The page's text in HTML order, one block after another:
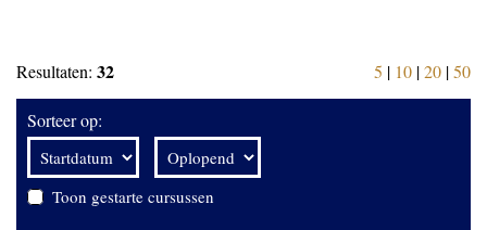
Resultaten: 32 5 | 10 |20 |50
Sorteer op:
Toon gestarte cursussen